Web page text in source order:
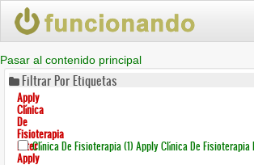
Pasar al contenido principal
Filtrar Por Etiquetas
Apply
Clínica
De
Fisioterapia
FilterClínica De Fisioterapia (1) Apply Clínica De Fisioterapia
Apply